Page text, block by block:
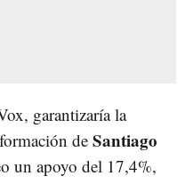
garantizaría la
de Santiago
un apoyo del 17,4%,